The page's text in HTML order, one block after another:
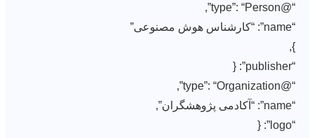
“@type”: “Person”,
“name”: “کارشناس هوش مصنوعی”
},
“publisher”: {
“@type”: “Organization”,
“name”: “آکادمی پژوهشگران”,
“logo”: {